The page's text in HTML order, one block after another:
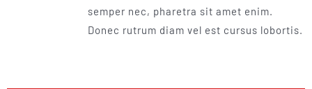
semper nec, pharetra sit amet enim.
Donec rutrum diam vel est cursus lobortis.